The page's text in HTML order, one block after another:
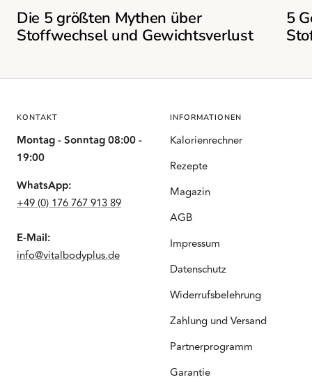
Die 5 größten Mythen über
Stoffwechsel und Gewichtsverlust
5
KONTAKT
Montag - Sonntag 08:00 -
19:00
WhatsApp:
+49 (0) 176 767 913 89
E-Mail:
info@vitalbodyplus.de
INFORMATIONEN
Kalorienrechner
Rezepte
Magazin
AGB
Impressum
Datenschutz
Widerrufsbelehrung
Zahlung und Versand
Partnerprogramm
Garantie